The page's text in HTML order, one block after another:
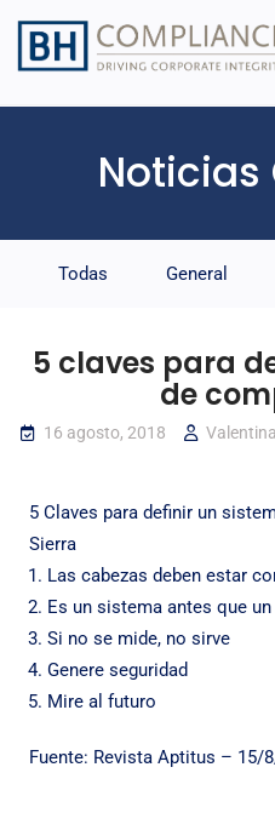
Noticias
Todas General
5 claves para
de
16 agosto, 2018 Valentina
5 Claves para definir un
Sierra
Las cabezas deben estar
Es un sistema antes que
Si no se mide, no sirve
Genere seguridad
Mire al futuro
Fuente: Revista Aptitus – 15/